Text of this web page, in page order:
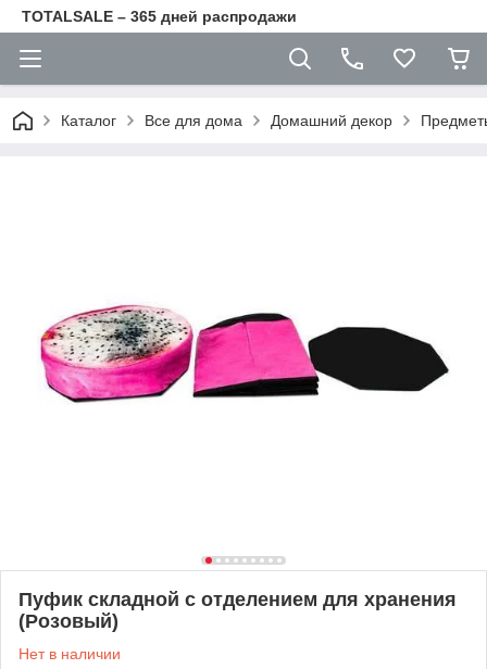
TOTALSALE – 365 дней распродажи
Каталог Все для дома Домашний декор
Пуфик складной с отделением для хранения
(Розовый)
Нет в наличии